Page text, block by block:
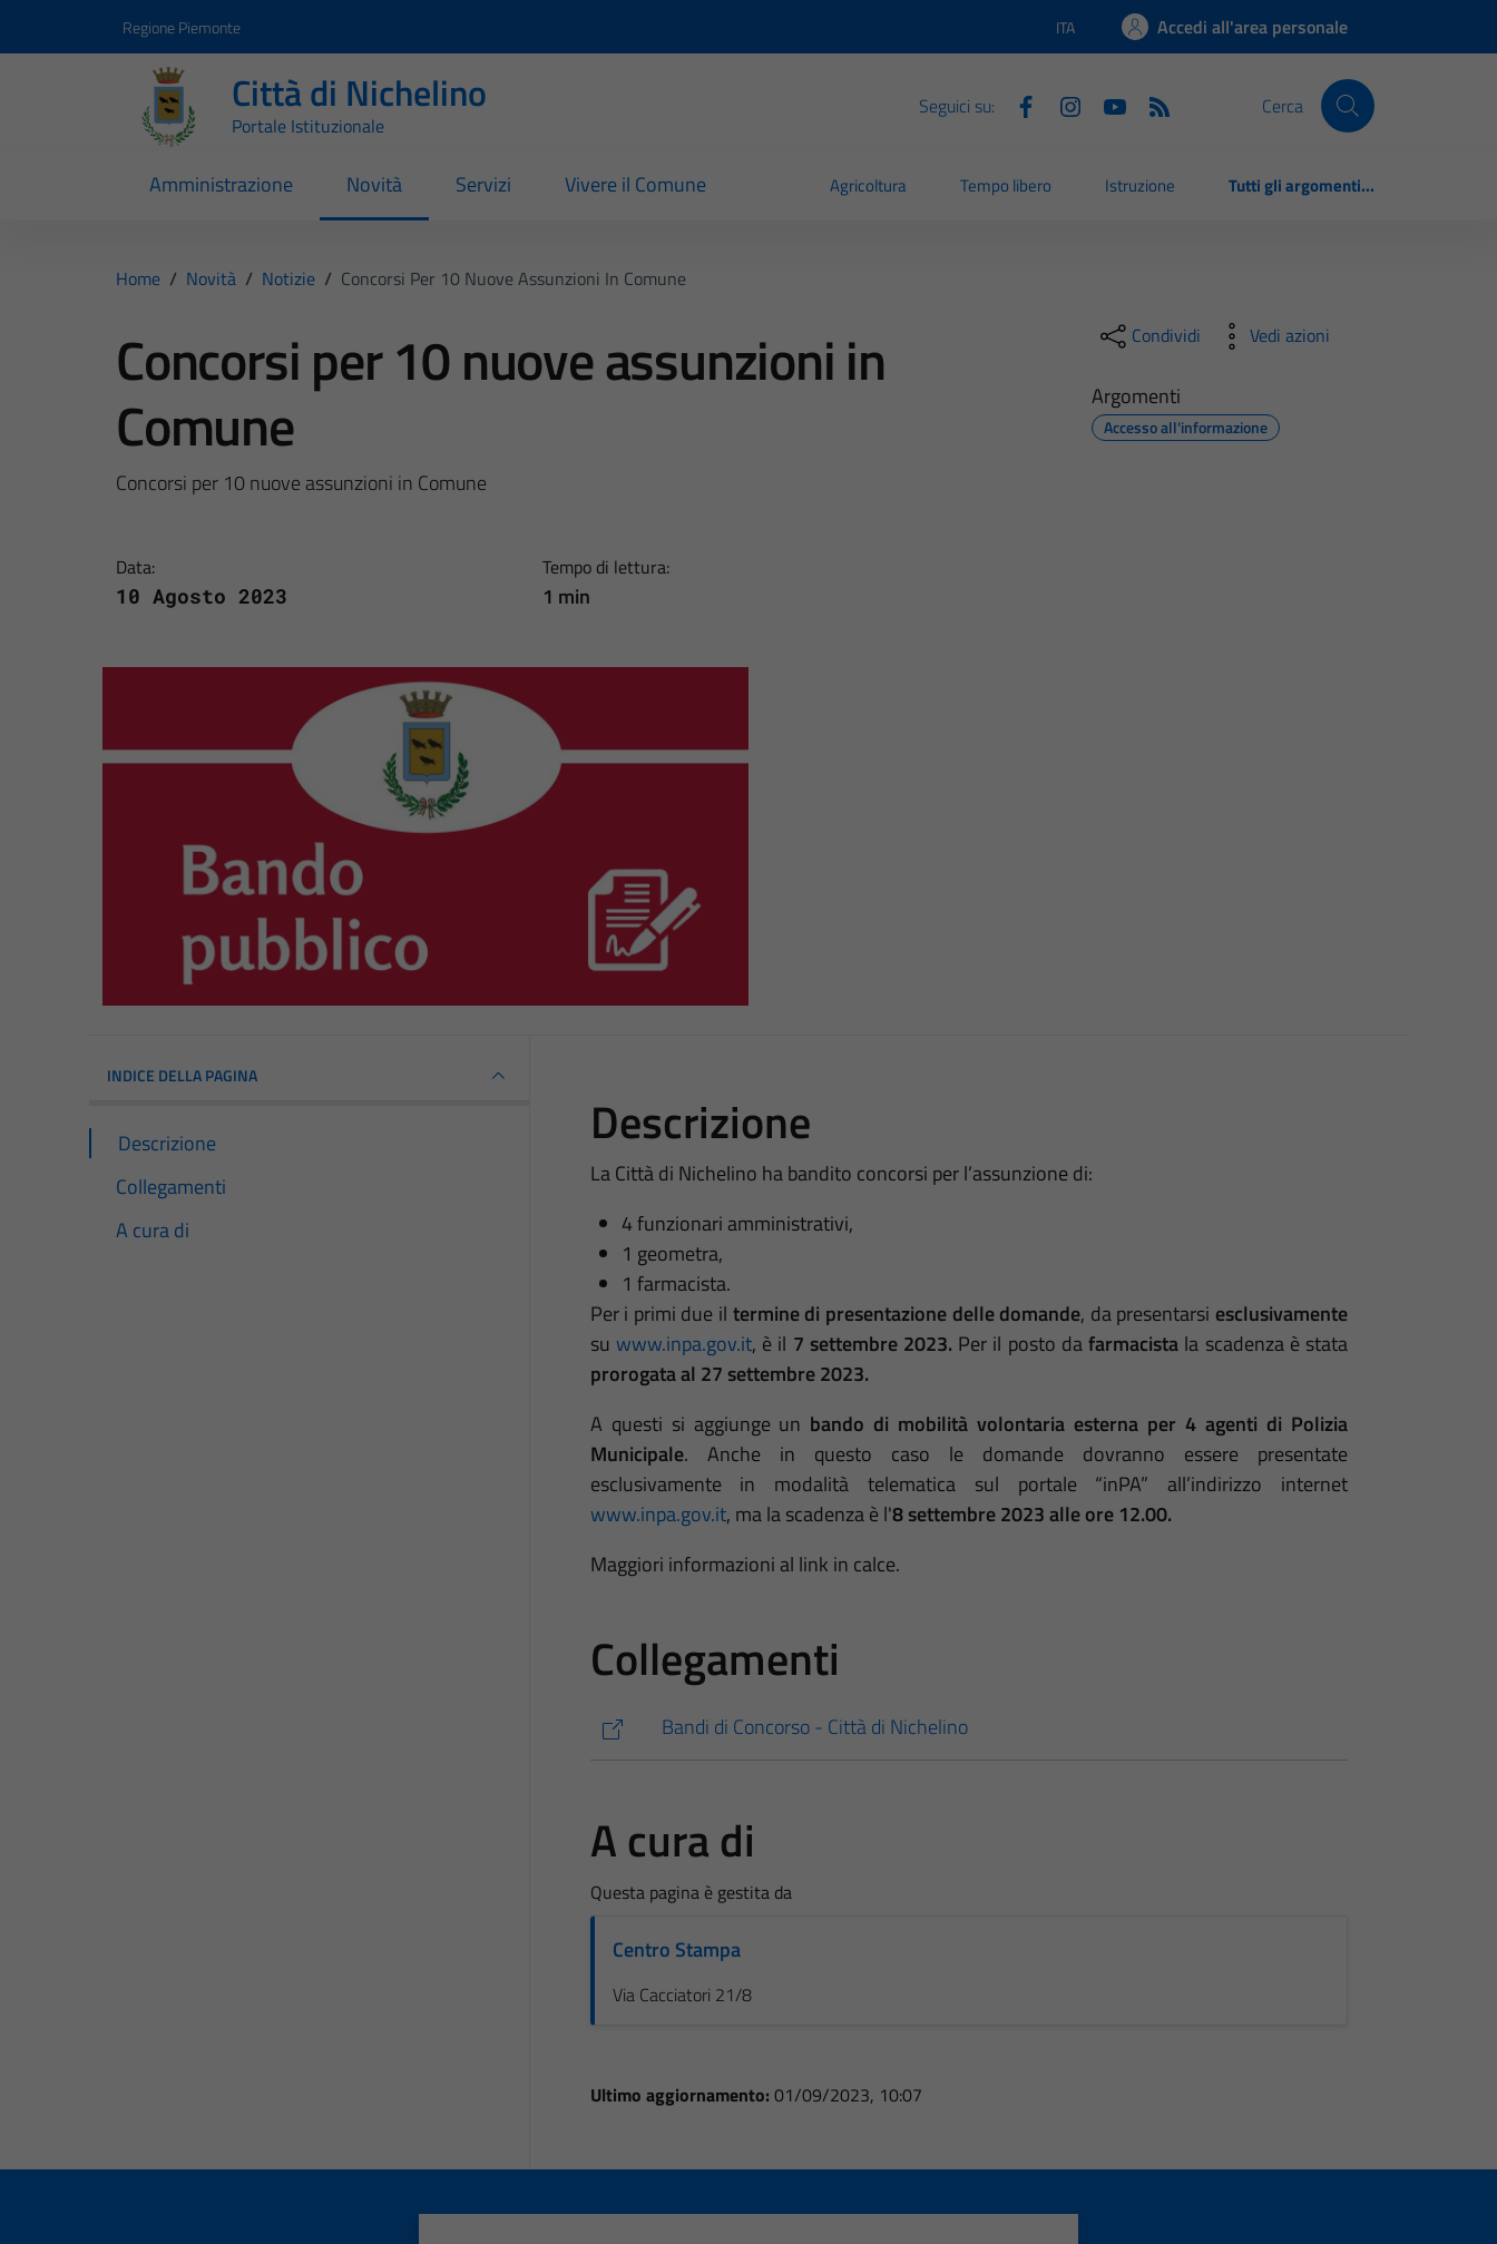
Regione Piemonte Lingua attiva:
ITA Accedi all'area personale
Città di Nichelino
Portale Istituzionale
Seguici su: Cerca
Amministrazione Novità Servizi Vivere il Comune Agricoltura Tempo libero Istruzione Tutti gli argomenti...
Home / Novità / Notizie / Concorsi Per 10 Nuove Assunzioni In Comune
Concorsi per 10 nuove assunzioni in
Comune
Concorsi per 10 nuove assunzioni in Comune
Data:
10 Agosto 2023
Tempo di lettura:
1 min
Condividi Vedi azioni
Argomenti
Accesso all'informazione
INDICE DELLA PAGINA
Descrizione
Collegamenti
A cura di
Descrizione
La Città di Nichelino ha bandito concorsi per l’assunzione di:
4 funzionari amministrativi,
1 geometra,
1 farmacista.
Per i primi due il termine di presentazione delle domande, da presentarsi esclusivamente
su www.inpa.gov.it, è il 7 settembre 2023. Per il posto dafarmacista la scadenza è stata
prorogata al 27 settembre 2023.
A questi si aggiunge un bando di mobilità volontaria esterna per 4 agenti di Polizia
Municipale. Anche in questo caso le domande dovranno essere presentate
esclusivamente in modalità telematica sul portale “inPA” all’indirizzo internet
www.inpa.gov.it, ma la scadenza è l'8 settembre 2023 alle ore 12.00.
Maggiori informazioni al link in calce.
Collegamenti
Bandi di Concorso - Città di Nichelino
A cura di
Questa pagina è gestita da
Centro Stampa
Via Cacciatori 21/8
Ultimo aggiornamento: 01/09/2023, 10:07